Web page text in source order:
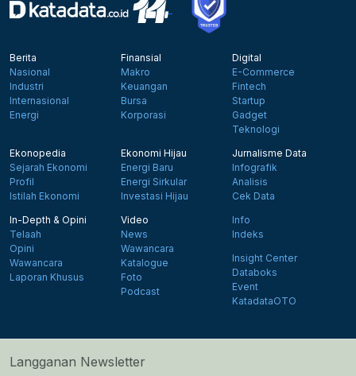
Berita
Nasional
Industri
Internasional
Energi
Finansial
Makro
Keuangan
Bursa
Korporasi
Digital
E-Commerce
Fintech
Startup
Gadget
Teknologi
Ekonopedia
Sejarah Ekonomi
Profil
Istilah Ekonomi
Ekonomi Hijau
Energi Baru
Energi Sirkular
Investasi Hijau
Jurnalisme Data
Infografik
Analisis
Cek Data
In-Depth & Opini
Telaah
Opini
Wawancara
Laporan Khusus
Video
News
Wawancara
Katalogue
Foto
Podcast
Info
Indeks
Insight Center
Databoks
Event
KatadataOTO
Langganan Newsletter